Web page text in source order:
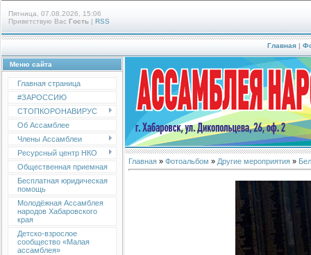
Пятница, 07.08.2026, 15:06
Приветствую Вас Гость | RSS
Главная |
Меню сайта
Главная страница
#ЗАРОССИЮ
СТОПКОРОНАВИРУС
Об Ассамблее
Члены Ассамблеи
Ресурсный центр НКО
Общественная приемная
Бесплатная юридическая
помощь
Молодёжная Ассамблея
народов Хабаровского
края
Детско-взрослое
сообщество «Малая
ассамблея»
Главная » Фотоальбом » Другие мероприятия »